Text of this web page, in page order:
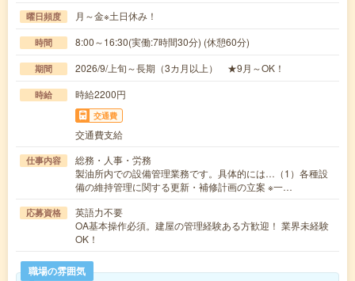
曜日頻度 月～金※土日休み！
時間 8:00～16:30(実働:7時間30分) (休憩60分)
期間 2026/9/上旬～長期（3カ月以上） ★9月～OK！
時給 時給2200円
交通費
交通費支給
仕事内容
総務・人事・労務
製油所内での設備管理業務です。具体的には…（1）各種設
備の維持管理に関する更新・補修計画の立案 ※一…
応募資格
英語力不要
OA基本操作必須。建屋の管理経験ある方歓迎！ 業界未経験
OK！
職場の雰囲気